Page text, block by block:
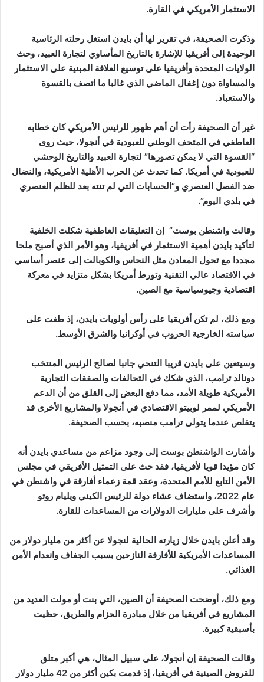
الاستثمار الأمريكي في القارة.
وذكرت الصحيفة، في تقرير لها أن بايدن استغل رحلته الرئاسية
الوحيدة إلى أفريقيا للإشارة بالتاريخ المأساوي لتجارة العبيد، وحث
الولايات المتحدة وأفريقيا على توسيع العلاقة المبنية على الاستثمار
والمساواة دون إغفال الماضي الذي غالبا ما اتصف بالقسوة
والاستعباد.
غير أن الصحيفة رأت أن أهم ظهور للرئيس الأمريكي كان خطابه
العاطفي في المتحف الوطني للعبودية في أنجولا، حيث روى
“القسوة التي لا يمكن تصورها” لتجارة العبيد والتاريخ الوحشي
للعبودية في أمريكا. كما تحدث عن الحرب الأهلية الأمريكية، والنضال
ضد الفصل العنصري و”الحسابات التي لم تنته بعد للظلم العنصري
في بلدي اليوم”.
وقالت واشنطن بوست” إن التعليقات العاطفية شكلت الخلفية
لتأكيد بايدن أهمية الاستثمار في أفريقيا، وهو الأمر الذي أصبح ملحا
مجددا مع تحول المعادن مثل النحاس والكوبالت إلى عنصر أساسي
في الاقتصاد عالي التقنية وتورط أمريكا بشكل متزايد في معركة
اقتصادية وجيوسياسية مع الصين.
ومع ذلك، لم تكن أفريقيا على رأس أولويات بايدن، إذ طغت على
سياسته الخارجية الحروب في أوكرانيا والشرق الأوسط.
وسيتعين على بايدن قريبا التنحي جانبا لصالح الرئيس المنتخب
دونالد ترامب، الذي شكك في التحالفات والصفقات التجارية
الأمريكية طويلة الأمد، مما دفع البعض إلى القلق من أن الدعم
الأمريكي لممر لوبيتو الاقتصادي في أنجولا والمشاريع الأخرى قد
يتقلص ​​عندما يتولى ترامب منصبه، بحسب الصحيفة.
وأشارت الواشنطن بوست إلى وجود مزاعم من مساعدي بايدن أنه
كان مؤيدا قويا لأفريقيا، فقد حث على التمثيل الأفريقي في مجلس
الأمن التابع للأمم المتحدة، وعقد قمة زعماء أفارقة في واشنطن في
عام 2022، واستضاف عشاء دولة للرئيس الكيني ويليام روتو
وأشرف على مليارات الدولارات من المساعدات للقارة.
وقد أعلن بايدن خلال زيارته الحالية لنجولا عن أكثر من مليار دولار من
المساعدات الأمريكية للأفارقة النازحين بسبب الجفاف وانعدام الأمن
الغذائي.
ومع ذلك، أوضحت الصحيفة أن الصين، التي بنت أو مولت العديد من
المشاريع في أفريقيا من خلال مبادرة الحزام والطريق، حظيت
بأسبقية كبيرة.
وقالت الصحيفة إن أنجولا، على سبيل المثال، هي أكبر متلق
للقروض الصينية في أفريقيا، إذ قدمت بكين أكثر من 42 مليار دولار